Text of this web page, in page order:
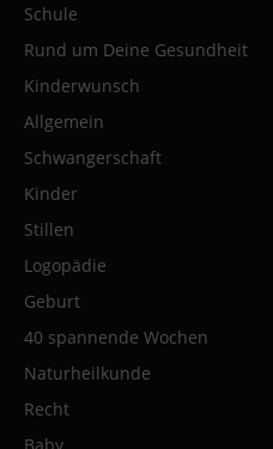
Schule
Rund um Deine Gesundheit
Kinderwunsch
Allgemein
Schwangerschaft
Kinder
Stillen
Logopädie
Geburt
40 spannende Wochen
Naturheilkunde
Recht